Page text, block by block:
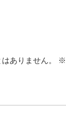
ありません。 ※